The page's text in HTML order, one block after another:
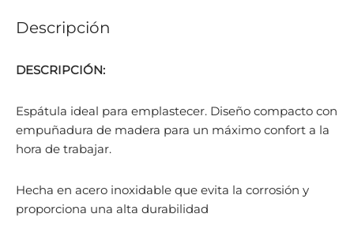
Descripción
DESCRIPCIÓN:
Espátula ideal para emplastecer. Diseño compacto con
empuñadura de madera para un máximo confort a la
hora de trabajar.
Hecha en acero inoxidable que evita la corrosión y
proporciona una alta durabilidad